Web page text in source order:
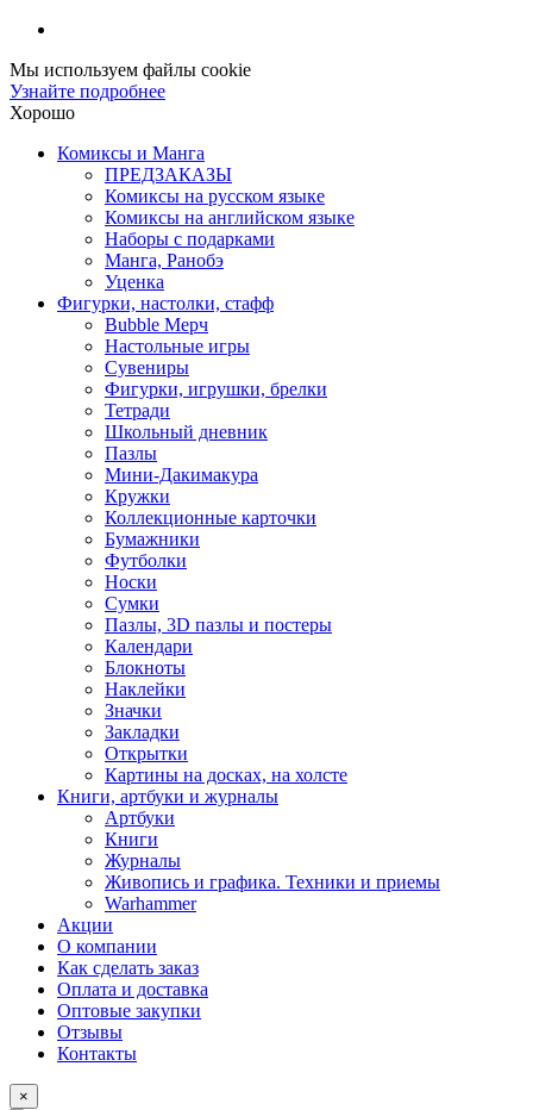
Мы используем файлы cookie
Узнайте подробнее
Хорошо
Комиксы и Манга
ПРЕДЗАКАЗЫ
Комиксы на русском языке
Комиксы на английском языке
Наборы с подарками
Манга, Ранобэ
Уценка
Фигурки, настолки, стафф
Bubble Мерч
Настольные игры
Сувениры
Фигурки, игрушки, брелки
Тетради
Школьный дневник
Пазлы
Мини-Дакимакура
Кружки
Коллекционные карточки
Бумажники
Футболки
Носки
Сумки
Пазлы, 3D пазлы и постеры
Календари
Блокноты
Наклейки
Значки
Закладки
Открытки
Картины на досках, на холсте
Книги, артбуки и журналы
Артбуки
Книги
Журналы
Живопись и графика. Техники и приемы
Warhammer
Акции
О компании
Как сделать заказ
Оплата и доставка
Оптовые закупки
Отзывы
Контакты
×